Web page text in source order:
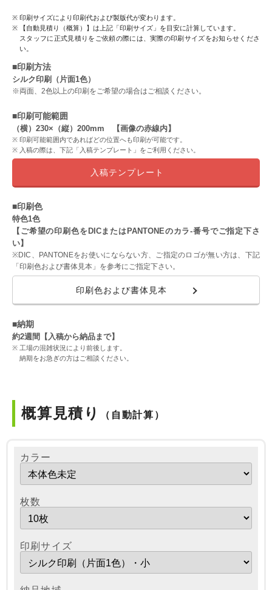
印刷サイズにより印刷代および製版代が変わります。
【自動見積り（概算）】は上記「印刷サイズ」を目安に計算しています。
スタッフに正式見積りをご依頼の際には、実際の印刷サイズをお知らせくださ
い。
■印刷方法
シルク印刷（片面1色）
※両面、2色以上の印刷をご希望の場合はご相談ください。
■印刷可能範囲
（横）230×（縦）200mm 【画像の赤線内】
印刷可能範囲内であればどの位置へも印刷が可能です。
入稿の際は、下記「入稿テンプレート」をご利用ください。
入稿テンプレート
■印刷色
特色1色
【ご希望の印刷色をDICまたはPANTONEのカラ-番号でご指定下さ
い】
※DIC、PANTONEをお使いにならない方、ご指定のロゴが無い方は、下記
「印刷色および書体見本」を参考にご指定下さい。
印刷色および書体見本
■納期
約2週間【入稿から納品まで】
工場の混雑状況により前後します。
納期をお急ぎの方はご相談ください。
概算見積り （自動計算）
カラー
枚数
印刷サイズ